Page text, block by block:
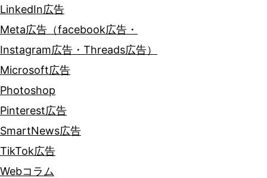
LinkedIn広告
Meta広告（facebook広告・
Instagram広告・Threads広告）
Microsoft広告
Photoshop
Pinterest広告
SmartNews広告
TikTok広告
Webコラム